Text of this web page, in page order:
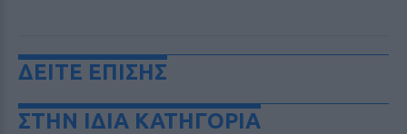
ΔΕΙΤΕ ΕΠΙΣΗΣ
ΣΤΗΝ ΙΔΙΑ ΚΑΤΗΓΟΡΙΑ